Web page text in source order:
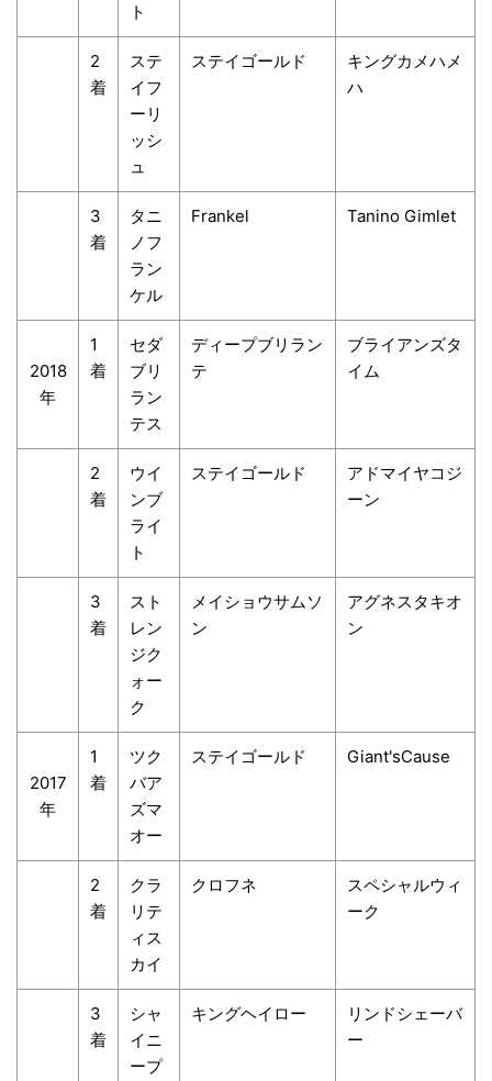
ト
2
着
ステ
イフ
ーリ
ッシ
ュ
ステイゴールド
キングカメハメ
ハ
3
着
タニ
ノフ
ラン
ケル
Frankel Tanino Gimlet
2018
年
1
着
セダ
ブリ
ラン
テス
ディープブリラン
テ
ブライアンズタ
イム
2
着
ウイ
ンブ
ライ
ト
ステイゴールド
アドマイヤコジ
ーン
3
着
スト
レン
ジク
ォー
ク
メイショウサムソ
ン
アグネスタキオ
ン
2017
年
1
着
ツク
バア
ズマ
オー
ステイゴールド Giant'sCause
2
着
クラ
リテ
ィス
カイ
クロフネ
スペシャルウィ
ーク
3
着
シャ
イニ
ープ
キングヘイロー
リンドシェーバ
ー